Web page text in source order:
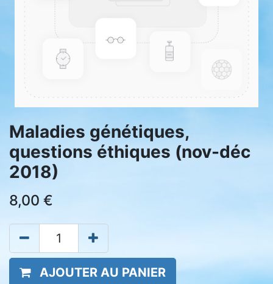
Maladies génétiques,
questions éthiques (nov-déc
2018)
8,00 €
AJOUTER AU PANIER